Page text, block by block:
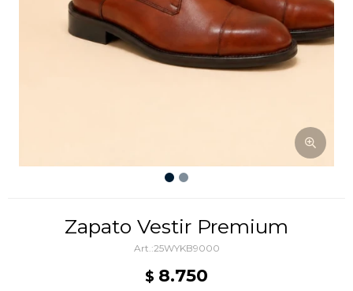
Zapato Vestir Premium
25WYKB9000
$ 8.750